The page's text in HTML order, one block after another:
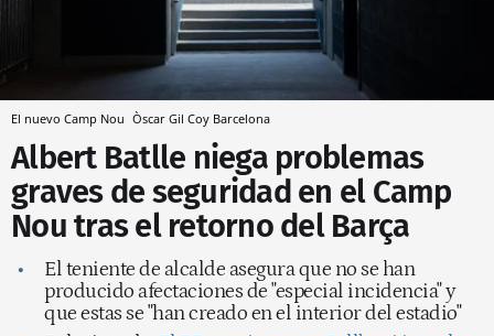
El nuevo Camp Nou Òscar Gil Coy Barcelona
Albert Batlle niega problemas
graves de seguridad en el Camp
Nou tras el retorno del Barça
El teniente de alcalde asegura que no se han
producido afectaciones de "especial incidencia" y
que estas se "han creado en el interior del estadio"